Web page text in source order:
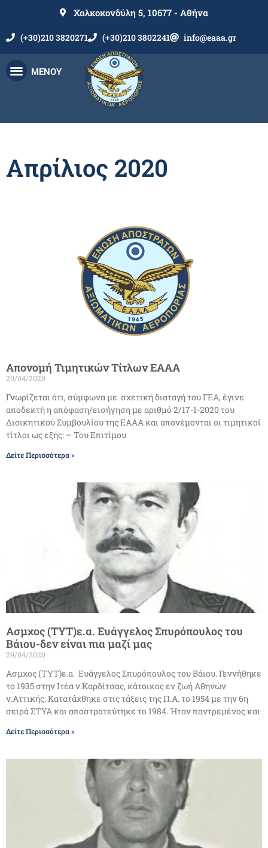
Χαλκοκονδύλη 5, 10677 - Αθήνα
(+30)210 3820271 (+30)210 3802241 info@eaaa.gr
ΜΕΝΟΥ
Απρίλιος 2020
Απονομή Τιμητικών Τίτλων ΕΑΑΑ
29/04/2020
Γνωρίζεται ότι, σύμφωνα με σχετική διαταγή του ΓΕΑ, έγινε
αποδεκτή η απόφαση/εισήγηση με αριθμό 2/17-1-2020 του
Διοικητικού Συμβουλίου της ΕΑΑΑ και απονέμονται οι τιμητικοί
τίτλοι ως εξής: – Του Επιτίμου
Δείτε Περισσότερα »
Ασμχος (ΤΥΤ)ε.α. Ευάγγελος Σπυρόπουλος του
Βάιου-δεν είναι πια μαζί μας
29/04/2020
Ασμχος (ΤΥΤ)ε.α. Ευάγγελος Σπυρόπουλος του Βάιου. Γεννήθηκε
το 1935 στην Ιτέα ν.Καρδίτσας, κάτοικος εν ζωή Αθηνών
ν.Αττικής. Κατατάχθηκε στις τάξεις της Π.Α. το 1954 με την 6η
σειρά ΣΤΥΑ και αποστρατεύτηκε το 1984. Ήταν παντρεμένος και
Δείτε Περισσότερα »